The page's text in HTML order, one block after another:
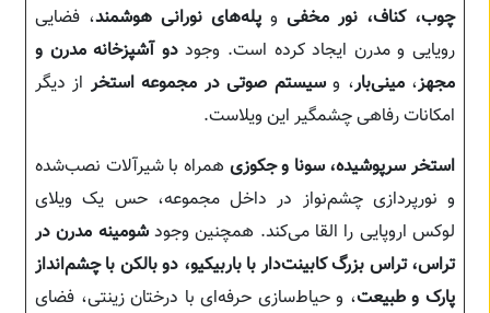
چوب، کناف، نور مخفی و پله‌های نورانی هوشمند، فضایی
رویایی و مدرن ایجاد کرده است. وجوددو آشپزخانه مدرن و
مجهز،مینی‌بار، وسیستم صوتی در مجموعه استخر از دیگر
امکانات رفاهی چشمگیر این ویلاست.
استخر سرپوشیده، سونا و جکوزی همراه با شیرآلات نصب‌شده
و نورپردازی چشم‌نواز در داخل مجموعه، حس یک ویلای
لوکس اروپایی را القا می‌کند. همچنین وجودشومینه مدرن در
تراس، تراس بزرگ کابینت‌دار با باربیکیو، دو بالکن با چشم‌انداز
پارک و طبیعت، و حیاط‌سازی حرفه‌ای با درختان زینتی، فضای